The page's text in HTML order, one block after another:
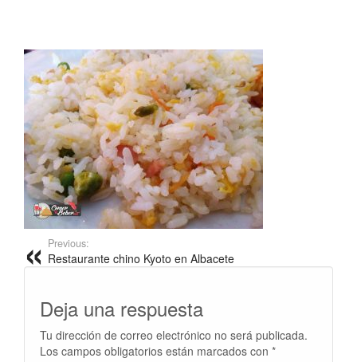
Previous:
Restaurante chino Kyoto en Albacete
Deja una respuesta
Tu dirección de correo electrónico no será publicada.
Los campos obligatorios están marcados con *